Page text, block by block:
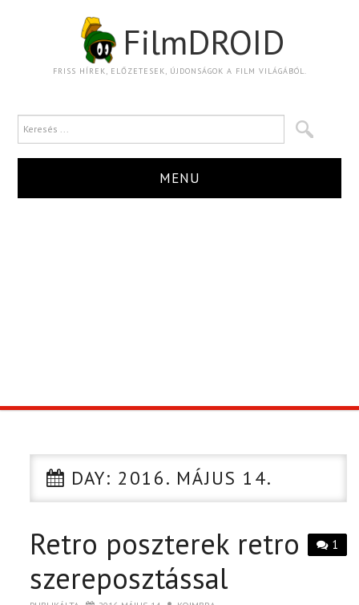
FilmDROID
FRISS HÍREK, ELŐZETESEK, ÚJDONSÁGOK A FILM VILÁGÁBÓL.
MENU
CIKK
PÓLÓ RENDELÉS
DAY: 2016. MÁJUS 14.
1
Retro poszterek retro
szereposztással